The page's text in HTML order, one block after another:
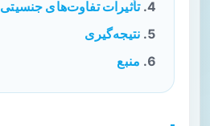
تأثیرات تفاوت‌های جنسیتی
نتیجه‌گیری
منبع